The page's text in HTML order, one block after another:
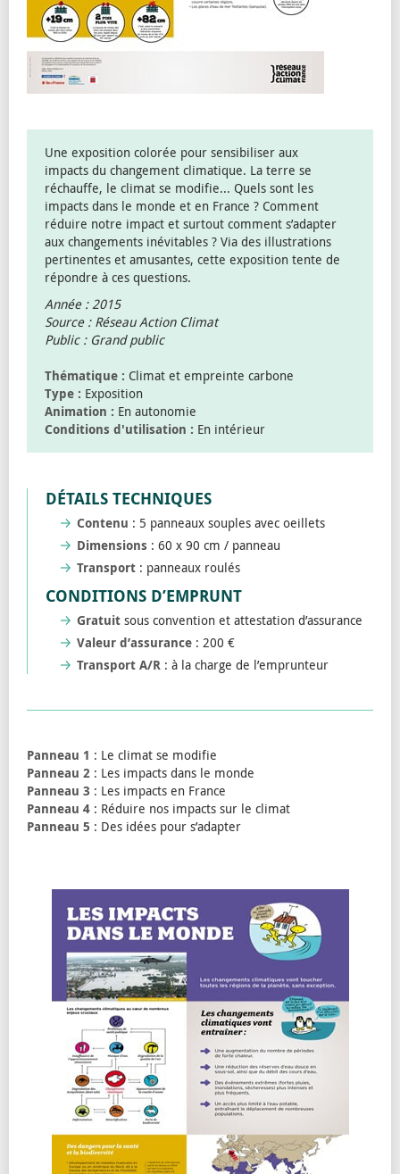
Une exposition colorée pour sensibiliser aux
impacts du changement climatique. La terre se
réchauffe, le climat se modifie... Quels sont les
impacts dans le monde et en France ? Comment
réduire notre impact et surtout comment s’adapter
aux changements inévitables ? Via des illustrations
pertinentes et amusantes, cette exposition tente de
répondre à ces questions.
Année : 2015
Source : Réseau Action Climat
Public : Grand public
Thématique : Climat et empreinte carbone
Type : Exposition
Animation : En autonomie
Conditions d'utilisation : En intérieur
DÉTAILS TECHNIQUES
Contenu : 5 panneaux souples avec oeillets
Dimensions : 60 x 90 cm / panneau
Transport : panneaux roulés
CONDITIONS D’EMPRUNT
Gratuit sous convention et attestation d’assurance
Valeur d’assurance : 200 €
Transport A/R : à la charge de l’emprunteur
Panneau 1 : Le climat se modifie
Panneau 2 : Les impacts dans le monde
Panneau 3 : Les impacts en France
Panneau 4 : Réduire nos impacts sur le climat
Panneau 5 : Des idées pour s’adapter